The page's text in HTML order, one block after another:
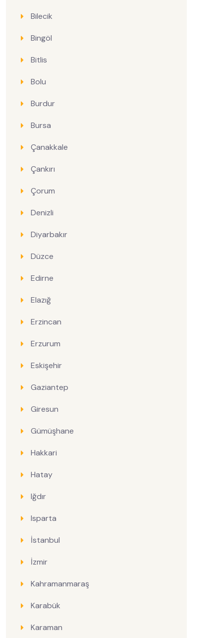
Bilecik
Bingöl
Bitlis
Bolu
Burdur
Bursa
Çanakkale
Çankırı
Çorum
Denizli
Diyarbakır
Düzce
Edirne
Elazığ
Erzincan
Erzurum
Eskişehir
Gaziantep
Giresun
Gümüşhane
Hakkari
Hatay
Iğdır
Isparta
İstanbul
İzmir
Kahramanmaraş
Karabük
Karaman